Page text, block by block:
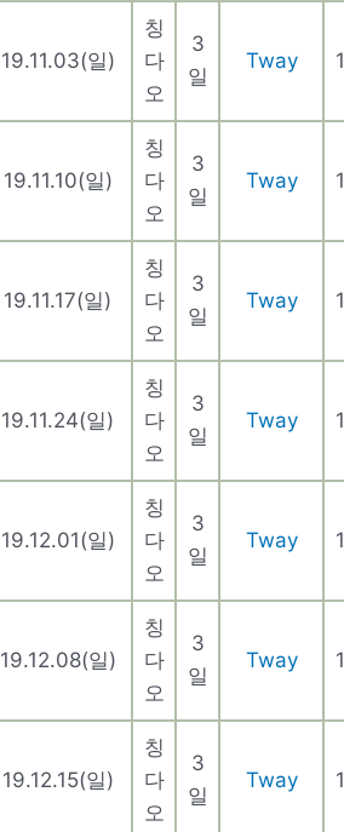
19.11.03(일)
칭
다
오
3
일
Tway
19.11.10(일)
칭
다
오
3
일
Tway
19.11.17(일)
칭
다
오
3
일
Tway
19.11.24(일)
칭
다
오
3
일
Tway
19.12.01(일)
칭
다
오
3
일
Tway
19.12.08(일)
칭
다
오
3
일
Tway
19.12.15(일)
칭
다
오
3
일
Tway